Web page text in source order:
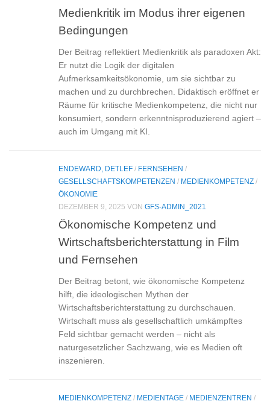
Medienkritik im Modus ihrer eigenen
Bedingungen
Der Beitrag reflektiert Medienkritik als paradoxen Akt:
Er nutzt die Logik der digitalen
Aufmerksamkeitsökonomie, um sie sichtbar zu
machen und zu durchbrechen. Didaktisch eröffnet er
Räume für kritische Medienkompetenz, die nicht nur
konsumiert, sondern erkenntnisproduzierend agiert –
auch im Umgang mit KI.
ENDEWARD, DETLEF / FERNSEHEN /
GESELLSCHAFTSKOMPETENZEN / MEDIENKOMPETENZ /
ÖKONOMIE
DEZEMBER 9, 2025 VON GFS-ADMIN_2021
Ökonomische Kompetenz und
Wirtschaftsberichterstattung in Film
und Fernsehen
Der Beitrag betont, wie ökonomische Kompetenz
hilft, die ideologischen Mythen der
Wirtschaftsberichterstattung zu durchschauen.
Wirtschaft muss als gesellschaftlich umkämpftes
Feld sichtbar gemacht werden – nicht als
naturgesetzlicher Sachzwang, wie es Medien oft
inszenieren.
MEDIENKOMPETENZ / MEDIENTAGE / MEDIENZENTREN /